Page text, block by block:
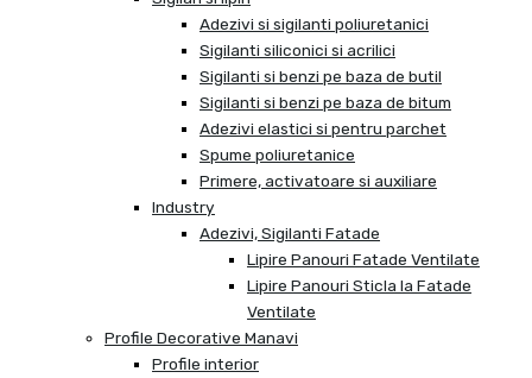
Adezivi si sigilanti poliuretanici
Sigilanti siliconici si acrilici
Sigilanti si benzi pe baza de butil
Sigilanti si benzi pe baza de bitum
Adezivi elastici si pentru parchet
Spume poliuretanice
Primere, activatoare si auxiliare
Industry
Adezivi, Sigilanti Fatade
Lipire Panouri Fatade Ventilate
Lipire Panouri Sticla la Fatade
Ventilate
Profile Decorative Manavi
Profile interior